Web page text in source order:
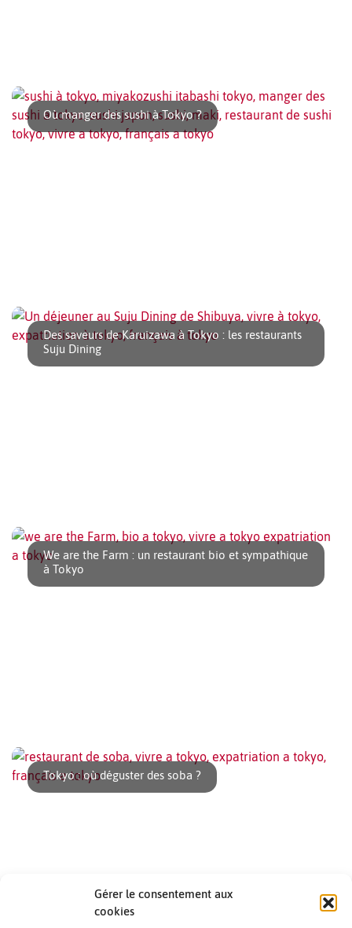
Gérer le consentement aux
cookies
restaurants de ramen. Ils sont [...]
Où manger des sushi à Tokyo ?
! Spécialité culinaire [...]
Des saveurs de Karuizawa à Tokyo : les restaurants
Suju Dining
spécialités régionales. Quand on arrive à Tokyo [...]
We are the Farm : un restaurant bio et sympathique
à Tokyo
Farmer’s, voici We are the [...]
Tokyo : où déguster des soba ?